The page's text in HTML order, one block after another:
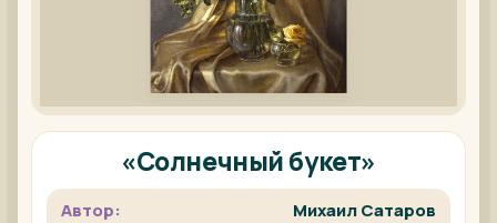
«Солнечный букет»
Автор:
Михаил Сатаров